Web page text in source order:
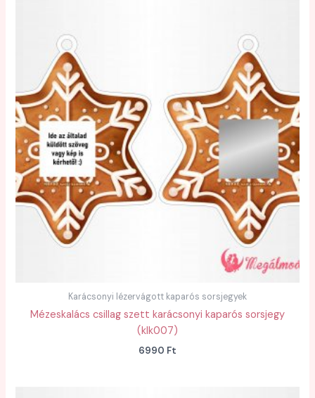
Karácsonyi lézervágott kaparós sorsjegyek
Mézeskalács csillag szett karácsonyi kaparós sorsjegy
(klk007)
6990 Ft